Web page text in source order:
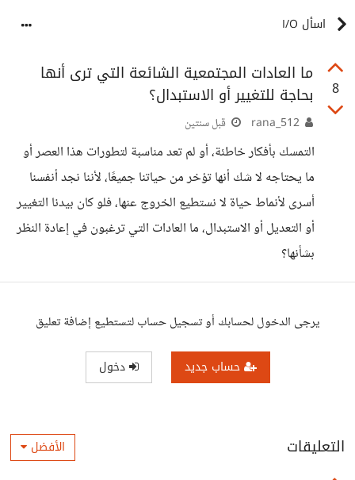
اسأل I/O
8
ما العادات المجتمعية الشائعة التي ترى أنها
بحاجة للتغيير أو الاستبدال؟
قبل سنتين
التمسك بأفكار خاطئة، أو لم تعد مناسبة لتطورات هذا العصر أو
ما يحتاجه لا شك أنها تؤخر من حياتنا جميعًا، لأننا نجد أنفسنا
أسرى لأنماط حياة لا نستطيع الخروج عنها، فلو كان بيدنا التغيير
أو التعديل أو الاستبدال، ما العادات التي ترغبون في إعادة النظر
بشأنها؟
يرجى الدخول لحسابك أو تسجيل حساب لتستطيع إضافة تعليق
حساب جديد دخول
التعليقات الأفضل